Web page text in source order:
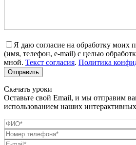
Я даю согласие на обработку моих
(имя, телефон, e-mail) с целью
мной. Текст согласия. Политика
Скачать уроки
Оставьте свой Email, и мы отправим
использованием наших